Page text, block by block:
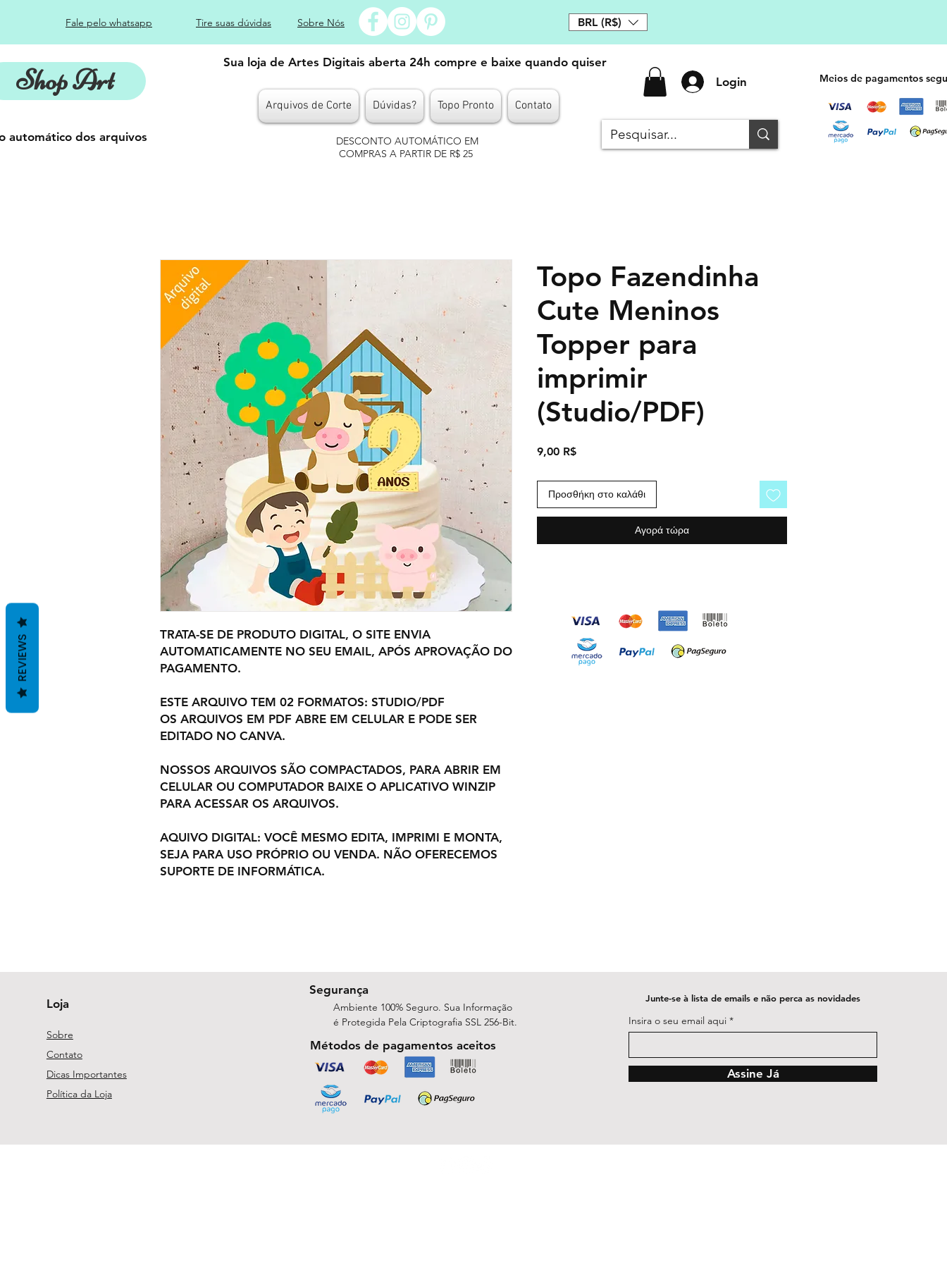
Fale pelo whatsapp Tire suas dúvidas Sobre Nós BRL (R$)
Shop Art
Sua loja de Artes Digitais aberta 24h compre e baixe quando quiser
Arquivos de Corte Dúvidas? Topo Pronto Contato
Login
automático dos arquivos
DESCONTO AUTOMÁTICO EM
COMPRAS A PARTIR DE R$ 25
Meios de pagamentos
TRATA-SE DE PRODUTO DIGITAL, O SITE ENVIA
AUTOMATICAMENTE NO SEU EMAIL, APÓS APROVAÇÃO DO
PAGAMENTO.
ESTE ARQUIVO TEM 02 FORMATOS: STUDIO/PDF
OS ARQUIVOS EM PDF ABRE EM CELULAR E PODE SER
EDITADO NO CANVA.
NOSSOS ARQUIVOS SÃO COMPACTADOS, PARA ABRIR EM
CELULAR OU COMPUTADOR BAIXE O APLICATIVO WINZIP
PARA ACESSAR OS ARQUIVOS.
AQUIVO DIGITAL: VOCÊ MESMO EDITA, IMPRIMI E MONTA,
SEJA PARA USO PRÓPRIO OU VENDA. NÃO OFERECEMOS
SUPORTE DE INFORMÁTICA.
Topo Fazendinha
Cute Meninos
Topper para
imprimir
(Studio/PDF)
9,00 R$Τιμή
Προσθήκη στο καλάθι
Αγορά τώρα
Loja
Sobre
Contato
Dicas Importantes
Política da Loja
Segurança
Ambiente 100% Seguro. Sua Informação
é Protegida Pela Criptografia SSL 256-Bit.
Métodos de pagamentos aceitos
Junte-se à lista de emails e não perca as novidades
Insira o seu email aqui
Assine Já
REVIEWS